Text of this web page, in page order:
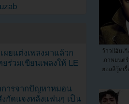
ว้าว!!ฮันเ
ภาพยนต
ฮอลลีวู้ดเ
ผยแต่งเพลงมาแล้วก
ร่วมเขียนเพลงให้ LE
การจากปัญหาหมอน
กัดแจงหลังแฟนๆ เป็น